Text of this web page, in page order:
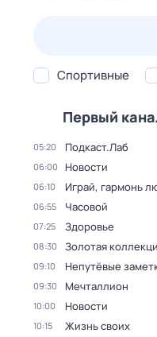
Спортивные
Первый
05:20 Подкаст.Лаб
06:00 Новости
06:10 Играй, гармонь
06:55 Часовой
07:25 Здоровье
08:30 Золотая
09:10 Непутёвые
09:30 Мечталлион
10:00 Новости
10:15 Жизнь своих